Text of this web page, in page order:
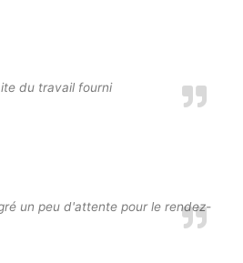
du travail fourni
un peu d'attente pour le rendez-